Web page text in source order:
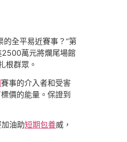
全平易近賽事？”第
2500萬元將爛尾場館
根群眾。
賽事的介入者和受害
價的能量。保證到
油助短期包養威，